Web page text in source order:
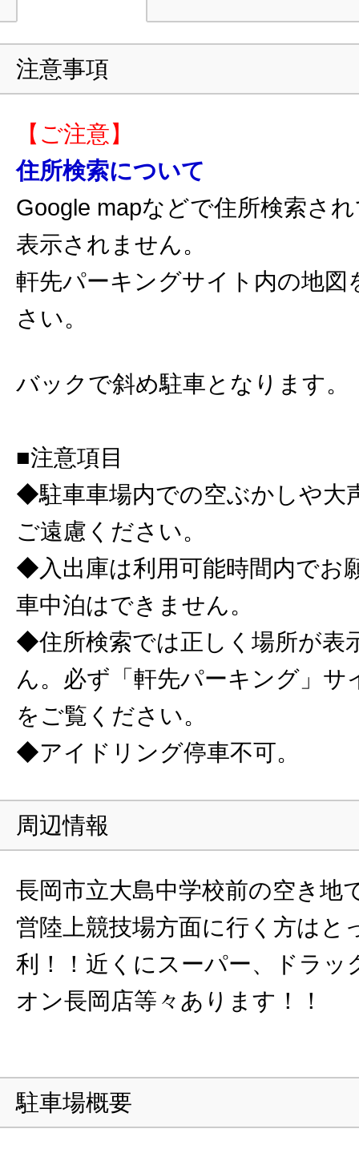
注意事項
【ご注意】
住所検索について
Google mapなどで住所検索さ
表示されません。
軒先パーキングサイト内の地図
さい。
バックで斜め駐車となります。
■注意項目
◆駐車車場内での空ぶかしや大
ご遠慮ください。
◆入出庫は利用可能時間内でお
車中泊はできません。
◆住所検索では正しく場所が表
ん。必ず「軒先パーキング」サ
をご覧ください。
◆アイドリング停車不可。
周辺情報
長岡市立大島中学校前の空き地
営陸上競技場方面に行く方はと
利！！近くにスーパー、ドラッ
オン長岡店等々あります！！
駐車場概要